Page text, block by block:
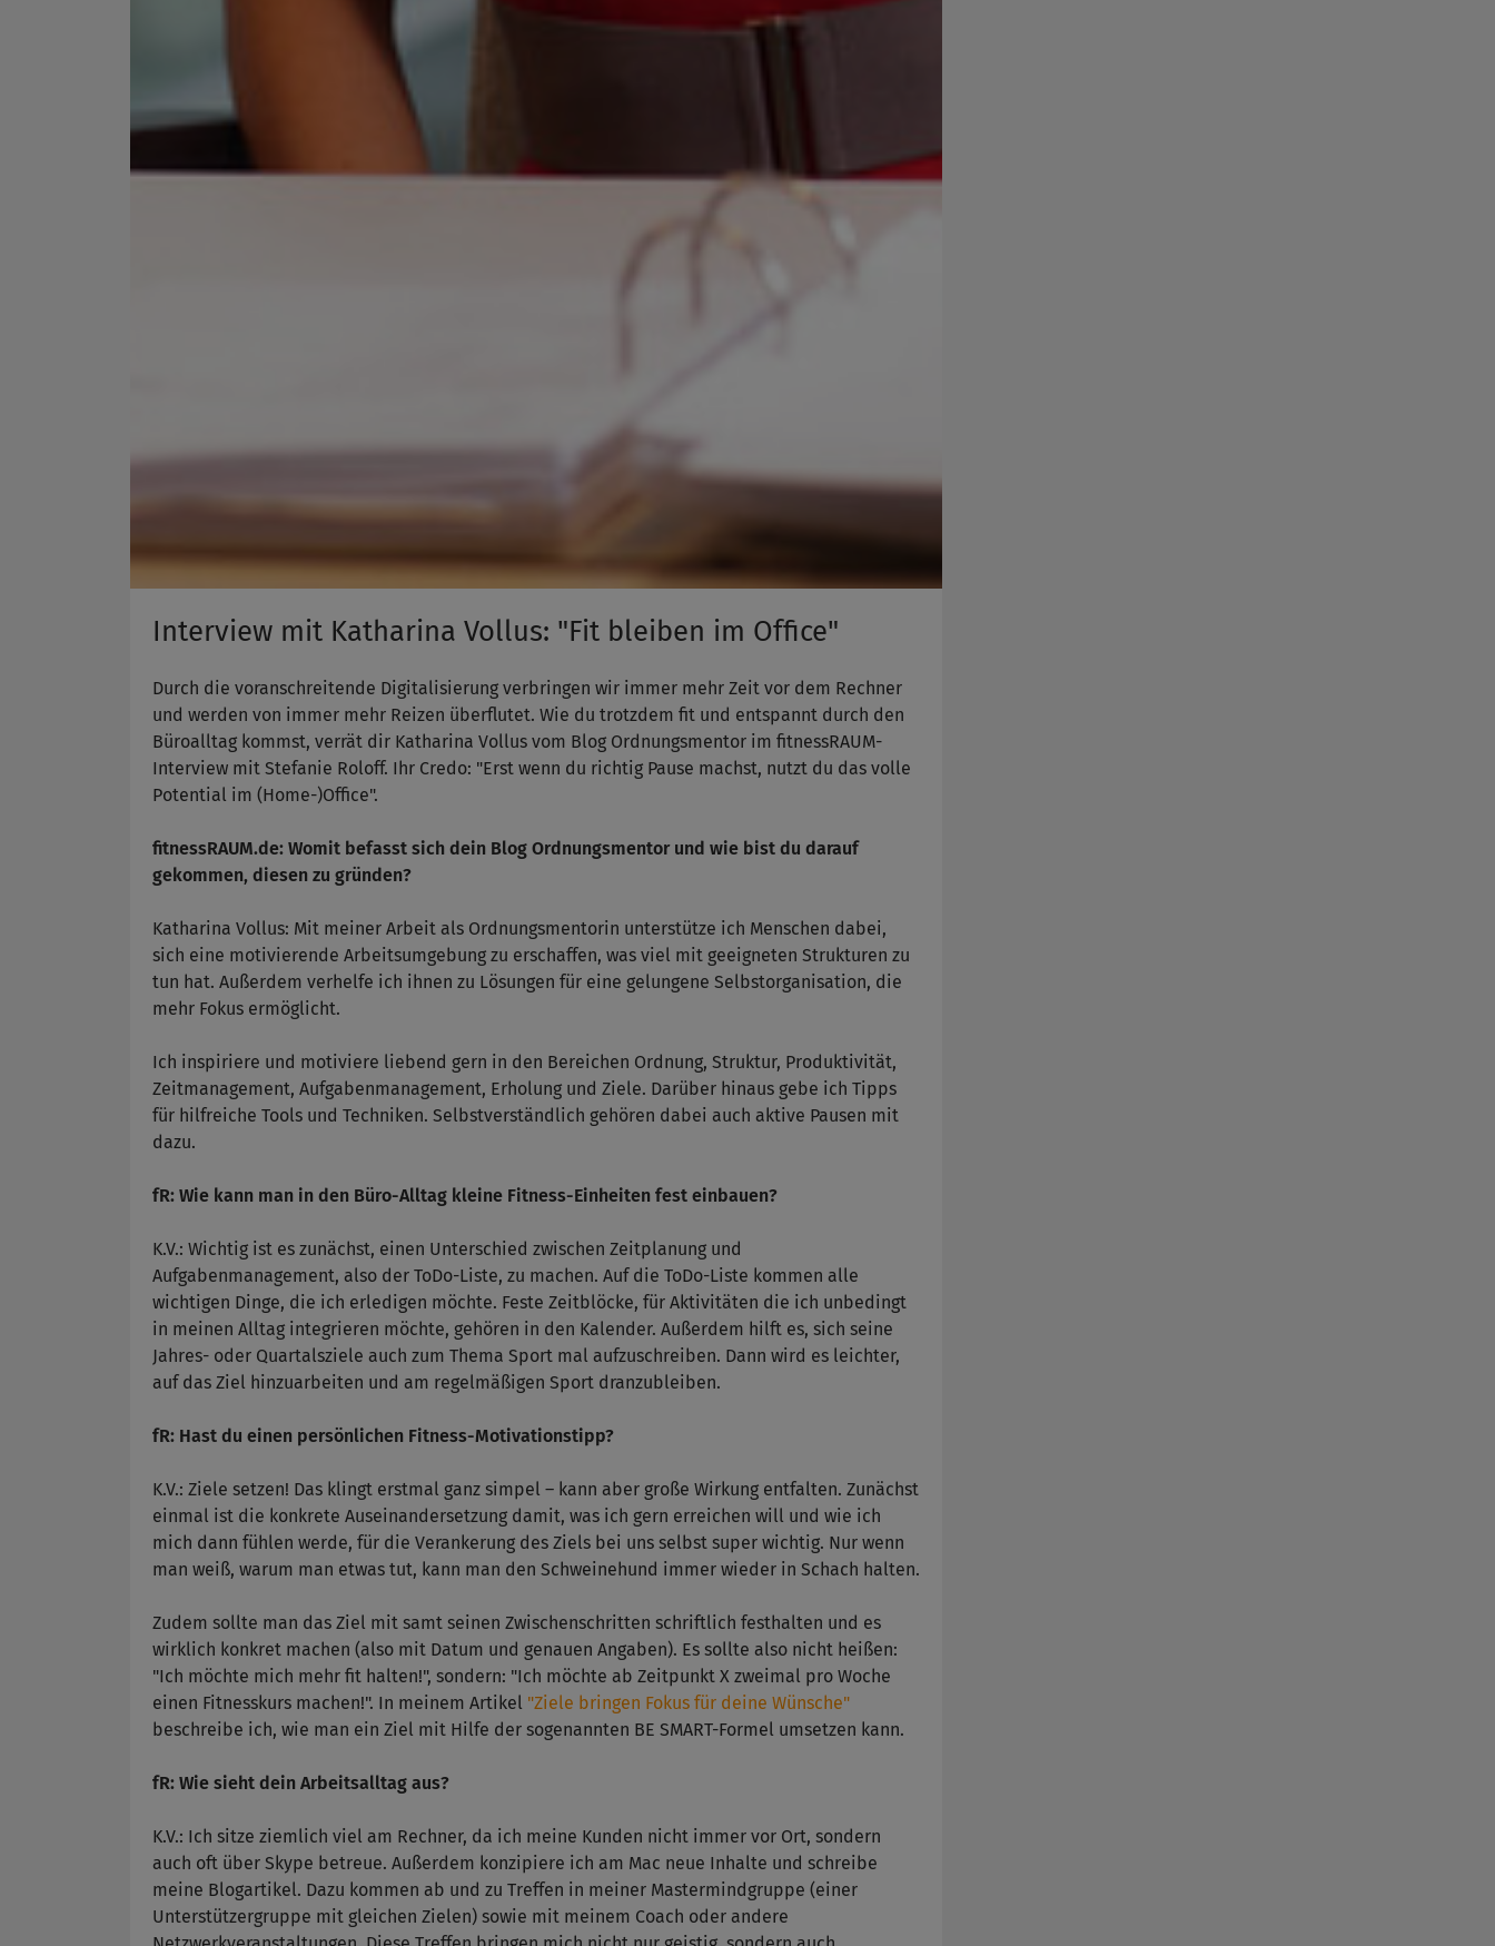
Interview mit Katharina Vollus: "Fit bleiben im Office"
Durch die voranschreitende Digitalisierung verbringen wir immer mehr Zeit vor dem Rechner
und werden von immer mehr Reizen überflutet. Wie du trotzdem fit und entspannt durch den
Büroalltag kommst, verrät dir Katharina Vollus vom Blog Ordnungsmentor im fitnessRAUM-
Interview mit Stefanie Roloff. Ihr Credo: "Erst wenn du richtig Pause machst, nutzt du das volle
Potential im (Home-)Office".
fitnessRAUM.de: Womit befasst sich dein Blog Ordnungsmentor und wie bist du darauf
gekommen, diesen zu gründen?
Katharina Vollus: Mit meiner Arbeit als Ordnungsmentorin unterstütze ich Menschen dabei,
sich eine motivierende Arbeitsumgebung zu erschaffen, was viel mit geeigneten Strukturen zu
tun hat. Außerdem verhelfe ich ihnen zu Lösungen für eine gelungene Selbstorganisation, die
mehr Fokus ermöglicht.
Ich inspiriere und motiviere liebend gern in den Bereichen Ordnung, Struktur, Produktivität,
Zeitmanagement, Aufgabenmanagement, Erholung und Ziele. Darüber hinaus gebe ich Tipps
für hilfreiche Tools und Techniken. Selbstverständlich gehören dabei auch aktive Pausen mit
dazu.
fR: Wie kann man in den Büro-Alltag kleine Fitness-Einheiten fest einbauen?
K.V.: Wichtig ist es zunächst, einen Unterschied zwischen Zeitplanung und
Aufgabenmanagement, also der ToDo-Liste, zu machen. Auf die ToDo-Liste kommen alle
wichtigen Dinge, die ich erledigen möchte. Feste Zeitblöcke, für Aktivitäten die ich unbedingt
in meinen Alltag integrieren möchte, gehören in den Kalender. Außerdem hilft es, sich seine
Jahres- oder Quartalsziele auch zum Thema Sport mal aufzuschreiben. Dann wird es leichter,
auf das Ziel hinzuarbeiten und am regelmäßigen Sport dranzubleiben.
fR: Hast du einen persönlichen Fitness-Motivationstipp?
K.V.: Ziele setzen! Das klingt erstmal ganz simpel – kann aber große Wirkung entfalten. Zunächst
einmal ist die konkrete Auseinandersetzung damit, was ich gern erreichen will und wie ich
mich dann fühlen werde, für die Verankerung des Ziels bei uns selbst super wichtig. Nur wenn
man weiß, warum man etwas tut, kann man den Schweinehund immer wieder in Schach halten.
Zudem sollte man das Ziel mit samt seinen Zwischenschritten schriftlich festhalten und es
wirklich konkret machen (also mit Datum und genauen Angaben). Es sollte also nicht heißen:
"Ich möchte mich mehr fit halten!", sondern: "Ich möchte ab Zeitpunkt X zweimal pro Woche
einen Fitnesskurs machen!". In meinem Artikel "Ziele bringen Fokus für deine Wünsche"
beschreibe ich, wie man ein Ziel mit Hilfe der sogenannten BE SMART-Formel umsetzen kann.
fR: Wie sieht dein Arbeitsalltag aus?
K.V.: Ich sitze ziemlich viel am Rechner, da ich meine Kunden nicht immer vor Ort, sondern
auch oft über Skype betreue. Außerdem konzipiere ich am Mac neue Inhalte und schreibe
meine Blogartikel. Dazu kommen ab und zu Treffen in meiner Mastermindgruppe (einer
Unterstützergruppe mit gleichen Zielen) sowie mit meinem Coach oder andere